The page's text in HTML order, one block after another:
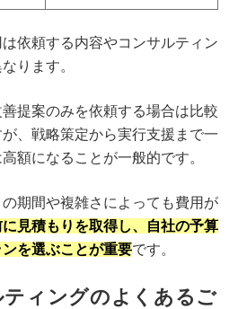
は依頼する内容やコンサルティン
ります。
提案のみを依頼する場合は比較
、戦略策定から実行支援まで一
額になることが一般的です。
期間や複雑さによっても費用が
見積もりを取得し、自社の予算
を選ぶことが重要です。
ィングのよくあるご